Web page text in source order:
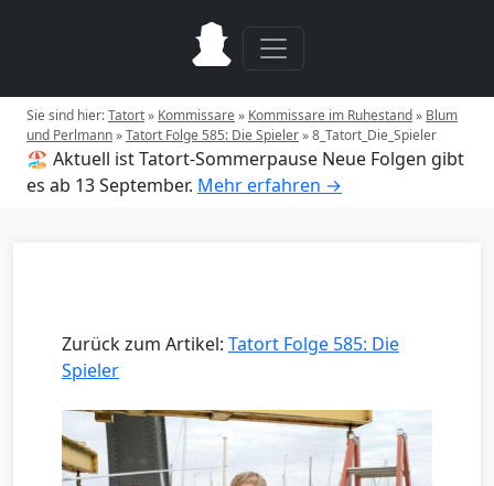
Sie sind hier:Tatort» Kommissare» Kommissare im Ruhestand» Blum
und Perlmann»Tatort Folge 585: Die Spieler»8_Tatort_Die_Spieler
🏖️ Aktuell ist Tatort-Sommerpause Neue Folgen gibt
es ab 13 September. Mehr erfahren →
Zurück zum Artikel: Tatort Folge 585: Die
Spieler